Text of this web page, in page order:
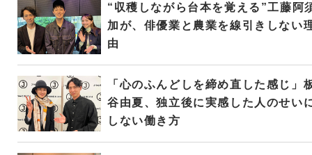
“収穫しながら台本を覚える”工藤阿
加が、俳優業と農業を線引きしない
由
「心のふんどしを締め直した感じ」
谷由夏、独立後に実感した人のせい
しない働き方